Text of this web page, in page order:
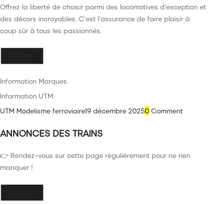
Offrez la liberté de choisir parmi des locomotives d'exception et
des décors incroyables. C'est l'assurance de faire plaisir à
coup sûr à tous les passionnés.
Information Marques
Information UTM
UTM Modelisme ferroviaire19 décembre 20250 Comment
ANNONCES DES TRAINS
👉 Rendez-vous sur cette page régulièrement pour ne rien
manquer !